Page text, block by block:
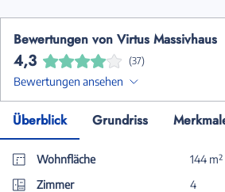
Bewertungen von Virtus Massivhaus
4,3 (37)
Bewertungen ansehen
Überblick Grundriss
Wohnfläche
144 m²
Zimmer
4